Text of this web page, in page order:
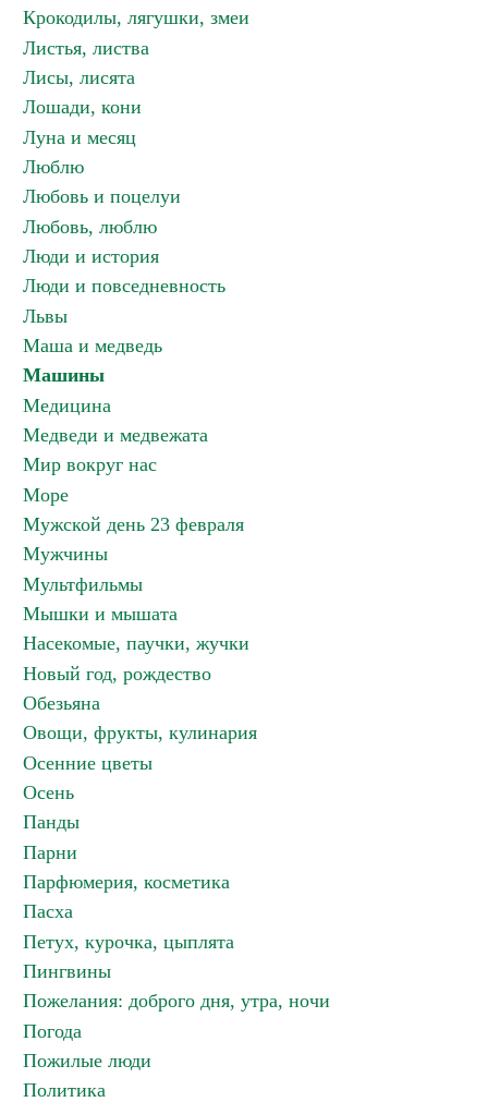
Крокодилы, лягушки, змеи
Листья, листва
Лисы, лисята
Лошади, кони
Луна и месяц
Люблю
Любовь и поцелуи
Любовь, люблю
Люди и история
Люди и повседневность
Львы
Маша и медведь
Машины
Медицина
Медведи и медвежата
Мир вокруг нас
Море
Мужской день 23 февраля
Мужчины
Мультфильмы
Мышки и мышата
Насекомые, паучки, жучки
Новый год, рождество
Обезьяна
Овощи, фрукты, кулинария
Осенние цветы
Осень
Панды
Парни
Парфюмерия, косметика
Пасха
Петух, курочка, цыплята
Пингвины
Пожелания: доброго дня, утра, ночи
Погода
Пожилые люди
Политика